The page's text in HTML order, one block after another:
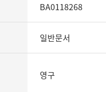
BA0118268
일반문서
영구